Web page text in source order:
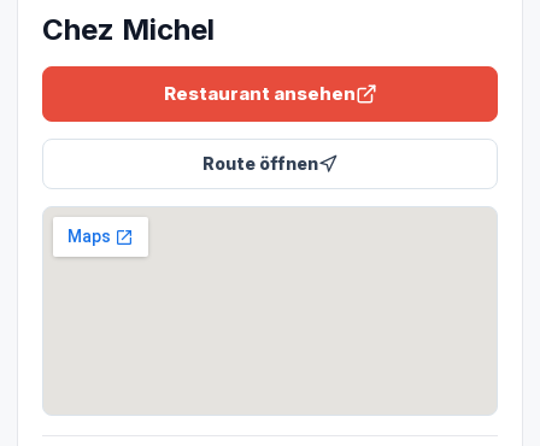
Chez Michel
Restaurant ansehen
Route öffnen